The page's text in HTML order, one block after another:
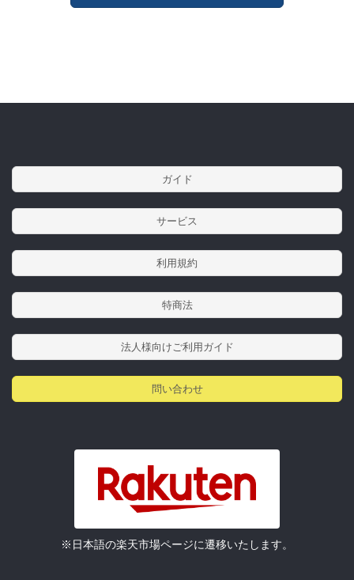
ガイド
サービス
利用規約
特商法
法人様向けご利用ガイド
問い合わせ
※日本語の楽天市場ページに遷移いたします。